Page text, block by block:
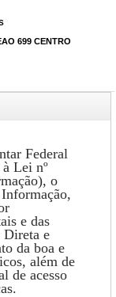
699 CENTRO
Federal
Lei nº
o
e das
Direta e
da boa e
além de
de acesso